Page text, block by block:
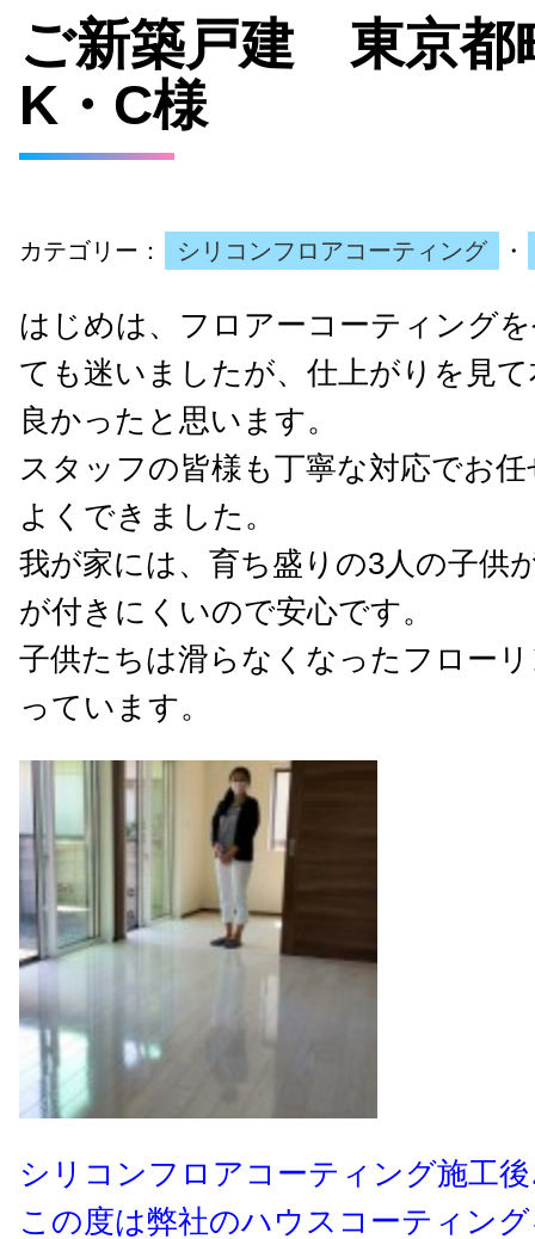
ご新築戸建 東京
K・C様
カテゴリー： シリコンフロアコーティング ・
はじめは、フロアーコーティング
ても迷いましたが、仕上がりを見
良かったと思います。
スタッフの皆様も丁寧な対応でお
よくできました。
我が家には、育ち盛りの3人の子供
が付きにくいので安心です。
子供たちは滑らなくなったフロー
っています。
シリコンフロアコーティング施工後
この度は弊社のハウスコーティン